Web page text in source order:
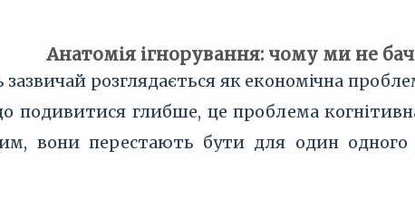
Анатомія ігнорування: чому ми не
зазвичай розглядається як економічна
подивитися глибше, це проблема
вони перестають бути для один